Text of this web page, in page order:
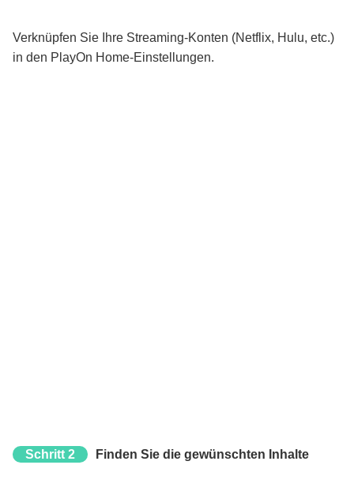
Verknüpfen Sie Ihre Streaming-Konten (Netflix, Hulu, etc.)
in den PlayOn Home-Einstellungen.
Schritt 2 Finden Sie die gewünschten Inhalte